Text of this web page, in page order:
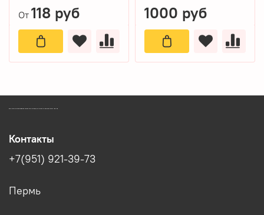
От 118 руб 1000 руб
Контакты
+7(951) 921-39-73
Пермь